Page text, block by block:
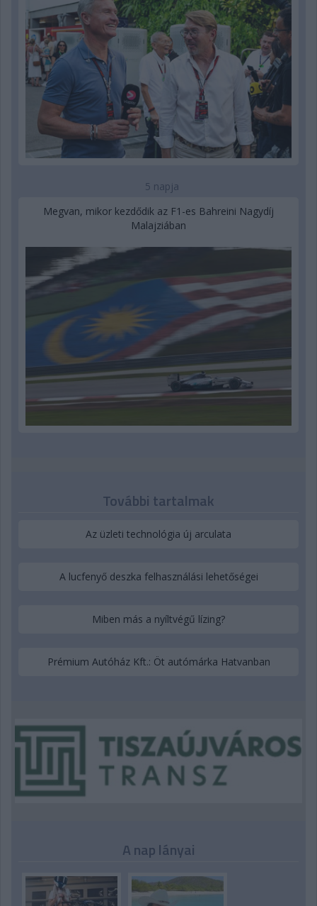
5 napja
Megvan, mikor kezdődik az F1-es Bahreini Nagydíj
Malajziában
További tartalmak
Az üzleti technológia új arculata
A lucfenyő deszka felhasználási lehetőségei
Miben más a nyíltvégű lízing?
Prémium Autóház Kft.: Öt autómárka Hatvanban
A nap lányai